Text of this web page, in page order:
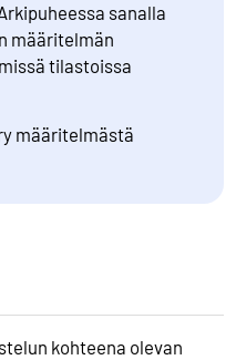
sanalla
määritelmän
tilastoissa
määritelmästä
kohteena olevan